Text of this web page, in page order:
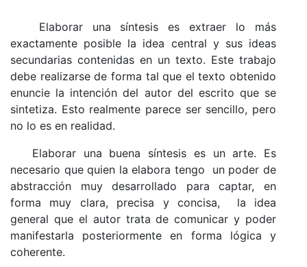
Elaborar una síntesis es extraer lo más
exactamente posible la idea central y sus ideas
secundarias contenidas en un texto. Este trabajo
debe realizarse de forma tal que el texto obtenido
enuncie la intención del autor del escrito que se
sintetiza. Esto realmente parece ser sencillo, pero
no lo es en realidad.
Elaborar una buena síntesis es un arte. Es
necesario que quien la elabora tengo un poder de
abstracción muy desarrollado para captar, en
forma muy clara, precisa y concisa, la idea
general que el autor trata de comunicar y poder
manifestarla posteriormente en forma lógica y
coherente.